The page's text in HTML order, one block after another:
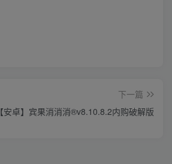
下一篇
【安卓】宾果消消消®v8.10.8.2内购破解版